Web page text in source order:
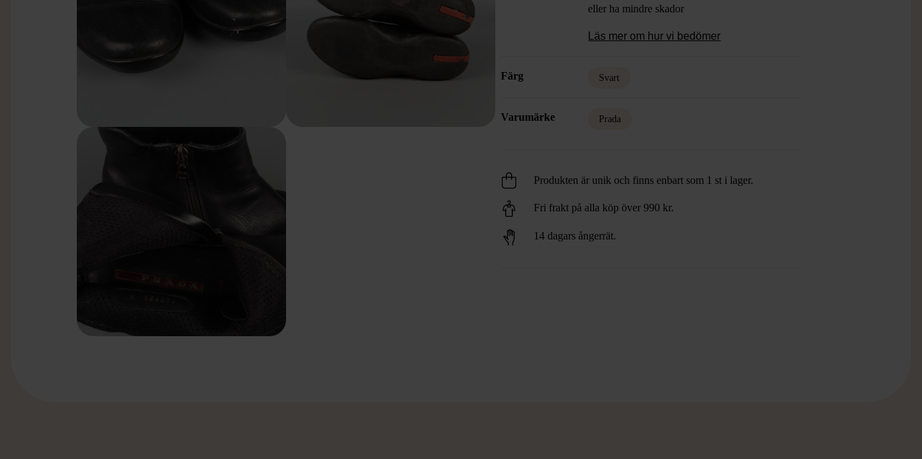
eller ha mindre skador
Läs mer om hur vi bedömer
Färg Svart
Varumärke Prada
Produkten är unik och finns enbart som 1 st i lager.
Fri frakt på alla köp över 990 kr.
14 dagars ångerrät.